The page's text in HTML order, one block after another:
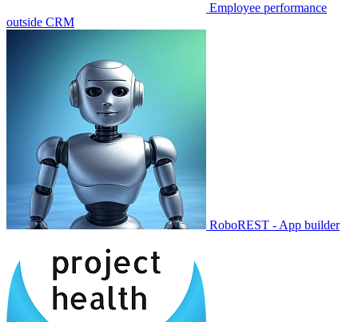
Employee performance
outside CRM
RoboREST - App builder